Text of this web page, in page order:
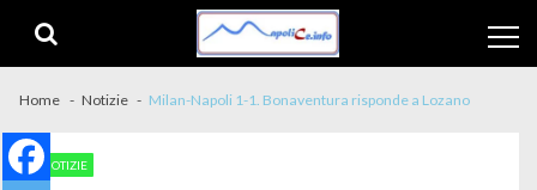
Home Notizie Milan-Napoli 1-1. Bonaventura risponde a Lozano
NOTIZIE